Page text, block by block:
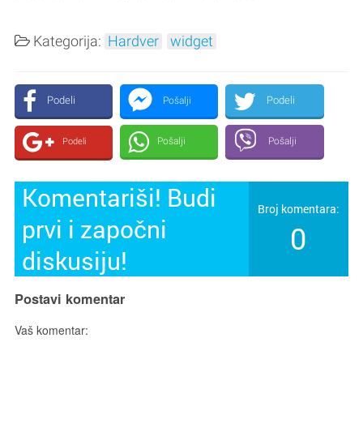
Kategorija: Hardver widget
Podeli Pošalji Podeli
Podeli Pošalji Pošalji
Komentariši! Budi
prvi i započni
diskusiju!
Broj komentara:
0
Postavi komentar
Vaš komentar: